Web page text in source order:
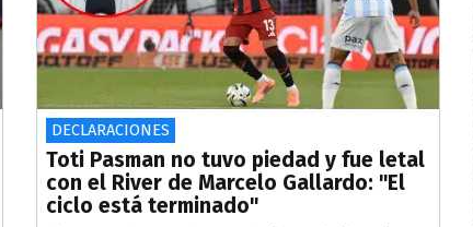
DECLARACIONES
Toti Pasman no tuvo piedad y fue letal
con el River de Marcelo Gallardo: "El
ciclo está terminado"